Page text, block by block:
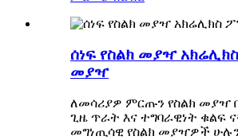
ሰነፍ የስልክ መያዣ
መያዣ
ለመሳሪያዎ ምርጡን የስልክ
ጊዜ ጥራት እና ተግባራዊነት ቁልፍ
መግነጢሳዊ የስልክ መያዣዎች